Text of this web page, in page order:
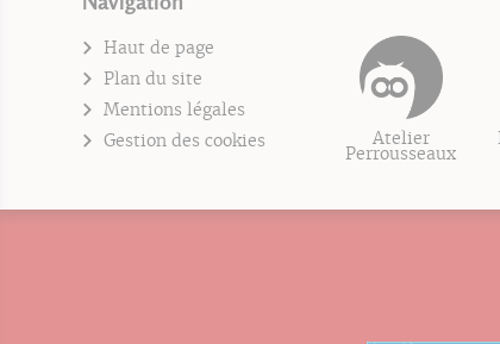
Haut de page
Plan du site
Mentions légales
Gestion des cookies
Atelier
Perrousseaux